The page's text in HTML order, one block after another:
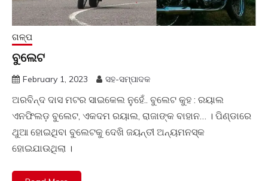
ଗଳ୍ପ
ବୁଲେଟ
February 1, 2023 ସହ-ସମ୍ପାଦକ
ଅରବିନ୍ଦ ଦାସ ମଟର ସାଇକେଲ ନୁହେଁ.. ବୁଲେଟ କୁହ : ରୟାଲ
ଏନଫିଲଡ଼ ବୁଲେଟ, ଏକଦମ ରୟାଲ, ରାଜାଙ୍କ ବାହାନ… । ପିଣ୍ଡାରେ
ଥୁଆ ହୋଇଥିବା ବୁଲେଟକୁ ଦେଖି ଜୟନ୍ତୀ ଅନ୍ୟମନସ୍କ
ହୋଇଯାଉଥିଲା ।